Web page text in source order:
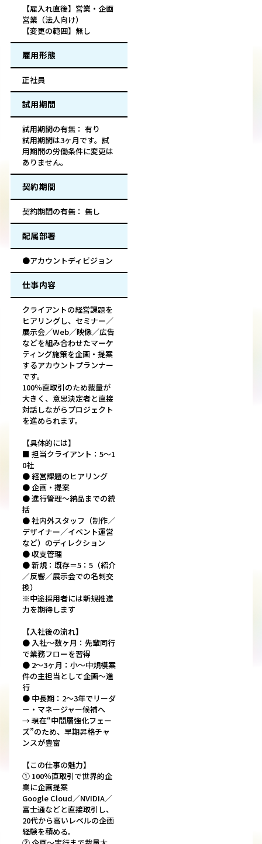
【雇入れ直後】営業・企画
営業（法人向け）
【変更の範囲】無し
雇用形態
正社員
試用期間
試用期間の有無： 有り
試用期間は3ヶ月です。試
用期間の労働条件に変更は
ありません。
契約期間
契約期間の有無： 無し
配属部署
●アカウントディビジョン
仕事内容
クライアントの経営課題を
ヒアリングし、セミナー／
展示会／Web／映像／広告
などを組み合わせたマーケ
ティング施策を企画・提案
するアカウントプランナー
です。
100％直取引のため裁量が
大きく、意思決定者と直接
対話しながらプロジェクト
を進められます。
【具体的には】
■ 担当クライアント：5〜1
0社
● 経営課題のヒアリング
● 企画・提案
● 進行管理〜納品までの統
括
● 社内外スタッフ（制作／
デザイナー／イベント運営
など）のディレクション
● 収支管理
● 新規：既存＝5：5（紹介
／反響／展示会での名刺交
換）
※中途採用者には新規推進
力を期待します
【入社後の流れ】
● 入社〜数ヶ月：先輩同行
で業務フローを習得
● 2〜3ヶ月：小〜中規模案
件の主担当として企画〜進
行
● 中長期：2〜3年でリーダ
ー・マネージャー候補へ
→ 現在“中間層強化フェー
ズ”のため、早期昇格チャ
ンスが豊富
【この仕事の魅力】
① 100％直取引で世界的企
業に企画提案
Google Cloud／NVIDIA／
富士通などと直接取引し、
20代から高いレベルの企画
経験を積める。